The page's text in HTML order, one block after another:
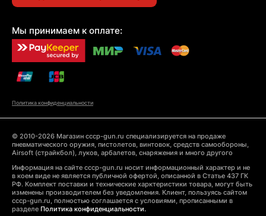
Мы принимаем к оплате:
Политика конфиденциальности
© 2010-2026 Магазин cccp-gun.ru специализируется на продаже
пневматического оружия, пистолетов, винтовок, средств самообороны,
Airsoft (страйкбол), луков, арбалетов, снаряжения и много другого
Информация на сайте cccp-gun.ru носит информационный характер и не
в коем виде не является публичной офертой, описанной в Статье 437 ГК
РФ. Комплект поставки и технические харктеристики товара, могут быть
изменены производителем без уведомления. Клиент, пользуясь сайтом
cccp-gun.ru, полностью соглашается с условиями, прописанными в
разделе Политика конфиденциальности.